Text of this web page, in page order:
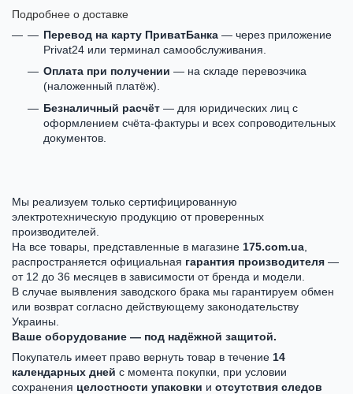
Подробнее о доставке
Перевод на карту ПриватБанка — через приложение
Privat24 или терминал самообслуживания.
Оплата при получении — на складе перевозчика
(наложенный платёж).
Безналичный расчёт — для юридических лиц с
оформлением счёта-фактуры и всех сопроводительных
документов.
Мы реализуем только сертифицированную
электротехническую продукцию от проверенных
производителей.
На все товары, представленные в магазине 175.com.ua
распространяется официальная гарантия производителя —
от 12 до 36 месяцев в зависимости от бренда и модели.
В случае выявления заводского брака мы гарантируем обмен
или возврат согласно действующему законодательству
Украины.
Ваше оборудование — под надёжной защитой.
Покупатель имеет право вернуть товар в течение 14
календарных дней с момента покупки, при условии
сохранения целостности упаковки и отсутствия следов